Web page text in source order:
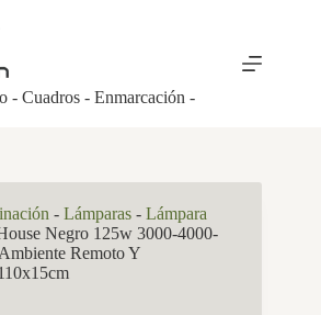
- Cuadros - Enmarcación -
- Lámparas - Lámpara
Negro 125w 3000-4000-
Remoto Y